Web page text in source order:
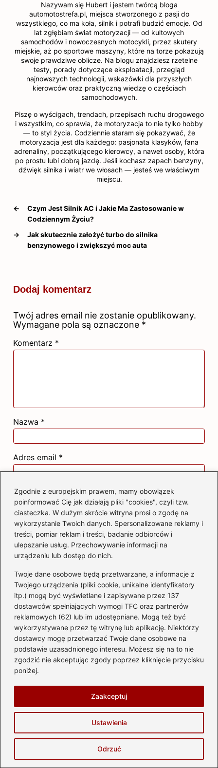
Zgodnie z europejskim prawem, mamy obowiązek
poinformować Cię jak działają pliki "cookies", czyli tzw.
ciasteczka. W dużym skrócie witryna prosi o zgodę na
wykorzystanie Twoich danych. Spersonalizowane reklamy i
treści, pomiar reklam i treści, badanie odbiorców i
ulepszanie usług. Przechowywanie informacji na
urządzeniu lub dostęp do nich.
Twoje dane osobowe będą przetwarzane, a informacje z
Twojego urządzenia (pliki cookie, unikalne identyfikatory
itp.) mogą być wyświetlane i zapisywane przez 137
dostawców spełniających wymogi TFC oraz partnerów
reklamowych (62) lub im udostępniane. Mogą też być
wykorzystywane przez tę witrynę lub aplikację. Niektórzy
dostawcy mogę przetwarzać Twoje dane osobowe na
podstawie uzasadnionego interesu. Możesz się na to nie
zgodzić nie akceptując zgody poprzez kliknięcie przycisku
poniżej.
Ustawienia
Odrzuć
Zaakceptuj
Nazywam się Hubert i jestem twórcą bloga
automotostrefa.pl, miejsca stworzonego z pasji do
wszystkiego, co ma koła, silnik i potrafi budzić emocje. Od
lat zgłębiam świat motoryzacji — od kultowych
samochodów i nowoczesnych motocykli, przez skutery
miejskie, aż po sportowe maszyny, które na torze pokazują
swoje prawdziwe oblicze. Na blogu znajdziesz rzetelne
testy, porady dotyczące eksploatacji, przegląd
najnowszych technologii, wskazówki dla przyszłych
kierowców oraz praktyczną wiedzę o częściach
samochodowych.
Piszę o wyścigach, trendach, przepisach ruchu drogowego
i wszystkim, co sprawia, że motoryzacja to nie tylko hobby
— to styl życia. Codziennie staram się pokazywać, że
motoryzacja jest dla każdego: pasjonata klasyków, fana
adrenaliny, początkującego kierowcy, a nawet osoby, która
po prostu lubi dobrą jazdę. Jeśli kochasz zapach benzyny,
dźwięk silnika i wiatr we włosach — jesteś we właściwym
miejscu.
←
Czym Jest Silnik AC i Jakie Ma Zastosowanie w
Codziennym Życiu?
→
Jak skutecznie założyć turbo do silnika
benzynowego i zwiększyć moc auta
Dodaj komentarz
Twój adres email nie zostanie opublikowany.
Wymagane pola są oznaczone *
Komentarz *
Nazwa *
Adres email *
Witryna internetowa
Zapamiętaj moje dane w tej przeglądarce
podczas pisania kolejnych komentarzy.
Poczytaj więcej
Gdzie znajduje się filtr paliwa w
Mitsubishi Lancer? Oto przewodnik krok